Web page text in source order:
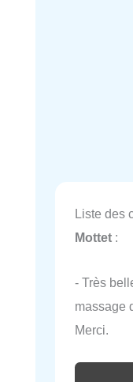
Liste des
Mottet :
- Très
massage
Merci.